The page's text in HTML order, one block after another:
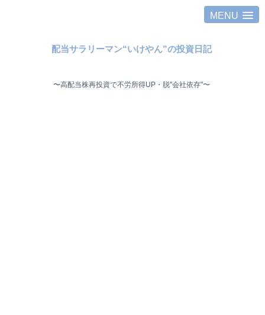
MENU
配当サラリーマン“いけやん”の投資日記 ​
〜高配当株再投資で不労所得UP・脱"会社依存"〜 ​